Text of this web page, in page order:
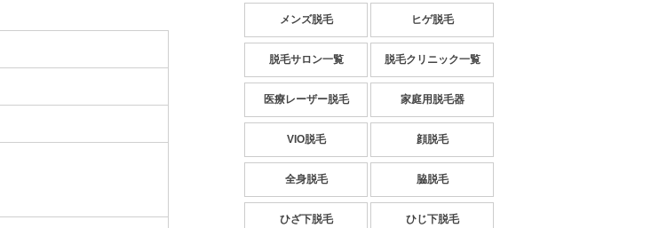
メンズ脱毛 ヒゲ脱毛
脱毛サロン一覧 脱毛クリニック一覧
医療レーザー脱毛 家庭用脱毛器
VIO脱毛 顔脱毛
全身脱毛 脇脱毛
ひざ下脱毛 ひじ下脱毛